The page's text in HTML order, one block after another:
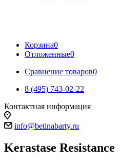
Корзина0
Отложенные0
Сравнение товаров0
8 (495) 743-02-22
Контактная информация
info@betinabarty.ru
Kerastase Resistance